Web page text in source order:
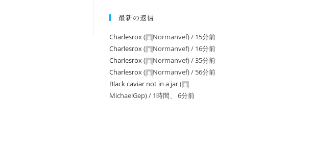
最新の返信
Charlesrox( Normanvef) / 15分前
Charlesrox( Normanvef) / 16分前
Charlesrox( Normanvef) /35分前
Charlesrox( Normanvef) / 56分前
Black caviar not in a jar(
MichaelGep) / 1時間、 6分前